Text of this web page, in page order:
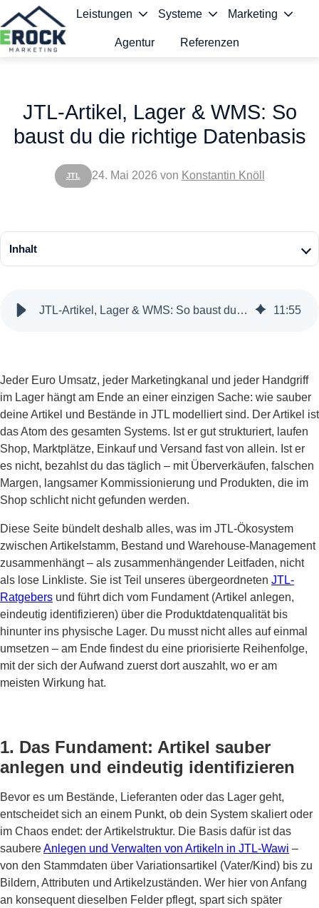
Leistungen Systeme Marketing
Agentur Referenzen
JTL
JTL-Artikel, Lager & WMS: So
baust du die richtige Datenbasis
24. Mai 2026 von Konstantin Knöll
Inhalt
JTL-Artikel, Lager & WMS: So baust du die richtige Datenbasis 11:55
Jeder Euro Umsatz, jeder Marketingkanal und jeder Handgriff
im Lager hängt am Ende an einer einzigen Sache: wie sauber
deine Artikel und Bestände in JTL modelliert sind. Der Artikel ist
das Atom des gesamten Systems. Ist er gut strukturiert, laufen
Shop, Marktplätze, Einkauf und Versand fast von allein. Ist er
es nicht, bezahlst du das täglich – mit Überverkäufen, falschen
Margen, langsamer Kommissionierung und Produkten, die im
Shop schlicht nicht gefunden werden.
Diese Seite bündelt deshalb alles, was im JTL-Ökosystem
zwischen Artikelstamm, Bestand und Warehouse-Management
zusammenhängt – als zusammenhängender Leitfaden, nicht
als lose Linkliste. Sie ist Teil unseres übergeordneten JTL-
Ratgebers und führt dich vom Fundament (Artikel anlegen,
eindeutig identifizieren) über die Produktdatenqualität bis
hinunter ins physische Lager. Du musst nicht alles auf einmal
umsetzen – am Ende findest du eine priorisierte Reihenfolge,
mit der sich der Aufwand zuerst dort auszahlt, wo er am
meisten Wirkung hat.
1. Das Fundament: Artikel sauber
anlegen und eindeutig identifizieren
Bevor es um Bestände, Lieferanten oder das Lager geht,
entscheidet sich an einem Punkt, ob dein System skaliert oder
im Chaos endet: der Artikelstruktur. Die Basis dafür ist das
saubereAnlegen und Verwalten von Artikeln in JTL-Wawi –
von den Stammdaten über Variationsartikel (Vater/Kind) bis zu
Bildern, Attributen und Artikelzuständen. Wer hier von Anfang
an konsequent dieselben Felder pflegt, spart sich später